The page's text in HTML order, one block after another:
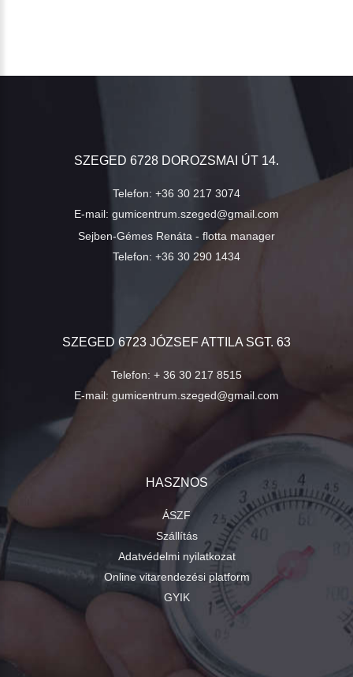
SZEGED 6728 DOROZSMAI ÚT 14.
Telefon: +36 30 217 3074
E-mail: gumicentrum.szeged@gmail.com
Sejben-Gémes Renáta - flotta manager
Telefon: +36 30 290 1434
SZEGED 6723 JÓZSEF ATTILA SGT. 63
Telefon: + 36 30 217 8515
E-mail: gumicentrum.szeged@gmail.com
HASZNOS
ÁSZF
Szállítás
Adatvédelmi nyilatkozat
Online vitarendezési platform
GYIK